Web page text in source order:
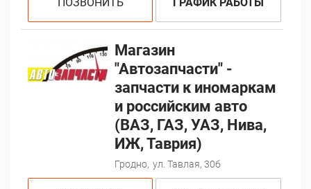
Магазин
"Автозапчасти" -
запчасти к иномаркам
и российским авто
(ВАЗ, ГАЗ, УАЗ, Нива,
ИЖ, Таврия)
Гродно, ул. Тавлая, 30б